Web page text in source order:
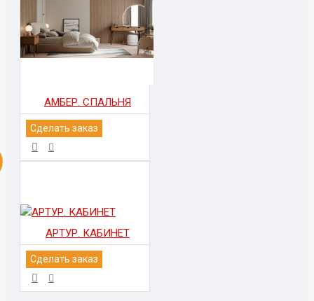
АМБЕР. СПАЛЬНЯ
Сделать заказ
АРТУР. КАБИНЕТ
Сделать заказ